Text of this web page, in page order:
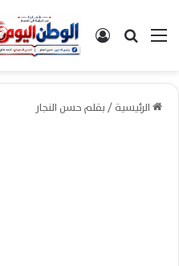
القائمةبحث عن تسجيل الدخول
الرئيسية/بقلم حسن النجار